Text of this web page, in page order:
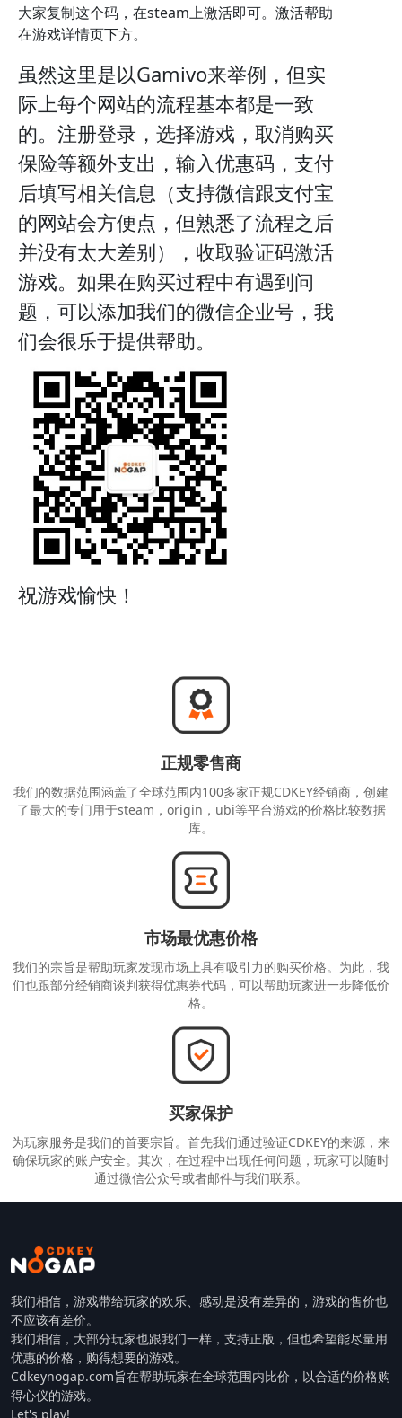
大家复制这个码，在steam上激活即可。激活帮助
在游戏详情页下方。
虽然这里是以Gamivo来举例，但实
际上每个网站的流程基本都是一致
的。注册登录，选择游戏，取消购买
保险等额外支出，输入优惠码，支付
后填写相关信息（支持微信跟支付宝
的网站会方便点，但熟悉了流程之后
并没有太大差别），收取验证码激活
游戏。如果在购买过程中有遇到问
题，可以添加我们的微信企业号，我
们会很乐于提供帮助。
祝游戏愉快！
正规零售商
我们的数据范围涵盖了全球范围内100多家正规CDKEY经销商，创建
了最大的专门用于steam，origin，ubi等平台游戏的价格比较数据
库。
市场最优惠价格
我们的宗旨是帮助玩家发现市场上具有吸引力的购买价格。为此，我
们也跟部分经销商谈判获得优惠券代码，可以帮助玩家进一步降低价
格。
买家保护
为玩家服务是我们的首要宗旨。首先我们通过验证CDKEY的来源，来
确保玩家的账户安全。其次，在过程中出现任何问题，玩家可以随时
通过微信公众号或者邮件与我们联系。
我们相信，游戏带给玩家的欢乐、感动是没有差异的，游戏的售价也
不应该有差价。
我们相信，大部分玩家也跟我们一样，支持正版，但也希望能尽量用
优惠的价格，购得想要的游戏。
Cdkeynogap.com旨在帮助玩家在全球范围内比价，以合适的价格购
得心仪的游戏。
Let's play!